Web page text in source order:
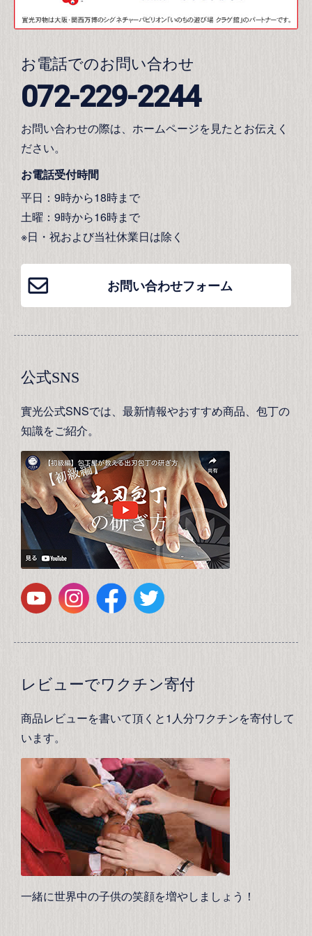
お電話でのお問い合わせ
072-229-2244
お問い合わせの際は、ホームページを見たとお伝えく
ださい。
お電話受付時間
平日：9時から18時まで
土曜：9時から16時まで
※日・祝および当社休業日は除く
お問い合わせフォーム
公式SNS
實光公式SNSでは、最新情報やおすすめ商品、包丁の
知識をご紹介。
レビューでワクチン寄付
商品レビューを書いて頂くと1人分ワクチンを寄付して
います。
一緒に世界中の子供の笑顔を増やしましょう！